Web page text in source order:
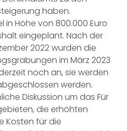
haben.
in Höhe von 800.000 Euro
eingeplant. Nach der
2022 wurden die
im März 2023
noch an, sie werden
werden.
Diskussion um das Für
die erhöhten
Kosten für die